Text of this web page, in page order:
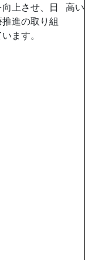
上させ、日
進の取り組
ます。
高い